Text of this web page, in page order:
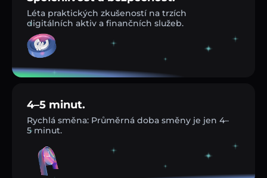
Léta praktických zkušeností na trzích
digitálních aktiv a finančních služeb.
4–5 minut.
Rychlá směna: Průměrná doba směny je jen 4–
5 minut.